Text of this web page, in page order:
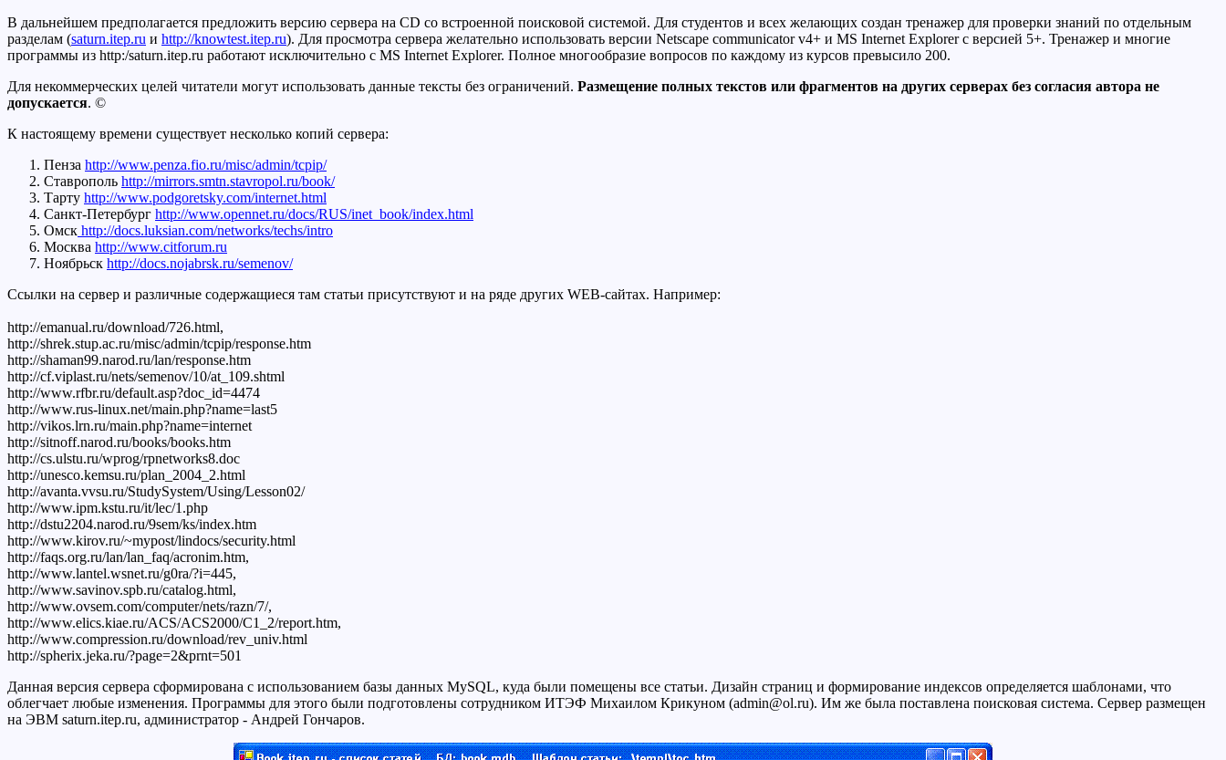
В дальнейшем предполагается предложить версию сервера на CD со встроенной поисковой системой. Для студентов и всех желающих создан тренажер для проверки знаний по отдельным
разделам (saturn.itep.ru и http://knowtest.itep.ru). Для просмотра сервера желательно использовать версии Netscape communicator v4+ и MS Internet Explorer с версией 5+. Тренажер и многие
программы из http:/saturn.itep.ru работают исключительно с MS Internet Explorer. Полное многообразие вопросов по каждому из курсов превысило 200.
Для некоммерческих целей читатели могут использовать данные тексты без ограничений. Размещение полных текстов или фрагментов на других серверах без согласия автора не
допускается. ©
К настоящему времени существует несколько копий сервера:
Пенза http://www.penza.fio.ru/misc/admin/tcpip/
Ставрополь http://mirrors.smtn.stavropol.ru/book/
Тарту http://www.podgoretsky.com/internet.html
Санкт-Петербург http://www.opennet.ru/docs/RUS/inet_book/index.html
Омск http://docs.luksian.com/networks/techs/intro
Москва http://www.citforum.ru
Ноябрьск http://docs.nojabrsk.ru/semenov/
Ссылки на сервер и различные содержащиеся там статьи присутствуют и на ряде других WEB-сайтах. Например:
http://emanual.ru/download/726.html,
http://shrek.stup.ac.ru/misc/admin/tcpip/response.htm
http://shaman99.narod.ru/lan/response.htm
http://cf.viplast.ru/nets/semenov/10/at_109.shtml
http://www.rfbr.ru/default.asp?doc_id=4474
http://www.rus-linux.net/main.php?name=last5
http://vikos.lrn.ru/main.php?name=internet
http://sitnoff.narod.ru/books/books.htm
http://cs.ulstu.ru/wprog/rpnetworks8.doc
http://unesco.kemsu.ru/plan_2004_2.html
http://avanta.vvsu.ru/StudySystem/Using/Lesson02/
http://www.ipm.kstu.ru/it/lec/1.php
http://dstu2204.narod.ru/9sem/ks/index.htm
http://www.kirov.ru/~mypost/lindocs/security.html
http://faqs.org.ru/lan/lan_faq/acronim.htm,
http://www.lantel.wsnet.ru/g0ra/?i=445,
http://www.savinov.spb.ru/catalog.html,
http://www.ovsem.com/computer/nets/razn/7/,
http://www.elics.kiae.ru/ACS/ACS2000/C1_2/report.htm,
http://www.compression.ru/download/rev_univ.html
http://spherix.jeka.ru/?page=2&prnt=501
Данная версия сервера сформирована с использованием базы данных MySQL, куда были помещены все статьи. Дизайн страниц и формирование индексов определяется шаблонами, что
облегчает любые изменения. Программы для этого были подготовлены сотрудником ИТЭФ Михаилом Крикуном (admin@ol.ru). Им же была поставлена поисковая система. Сервер размещен
на ЭВМ saturn.itep.ru, администратор - Андрей Гончаров.